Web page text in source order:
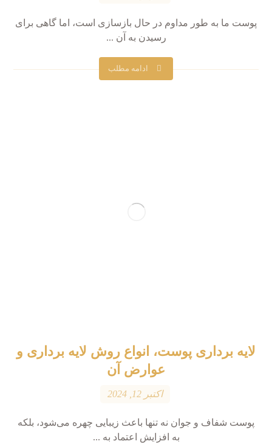
پوست ما به طور مداوم در حال بازسازی است، اما گاهی برای
رسیدن به آن ...
ادامه مطلب
لایه برداری پوست، انواع روش لایه برداری و
عوارض آن
اکتبر 12, 2024
پوست شفاف و جوان نه تنها باعث زیبایی چهره می‌شود، بلکه
به افزایش اعتماد به ...